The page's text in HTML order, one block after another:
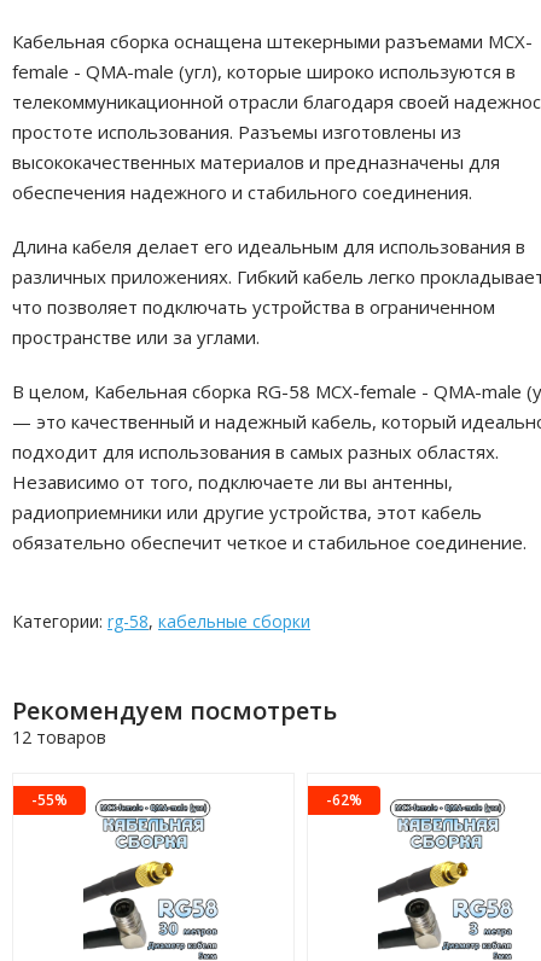
Кабельная сборка оснащена штекерными разъемами MCX-
female - QMA-male (угл), которые широко используются в
телекоммуникационной отрасли благодаря своей
простоте использования. Разъемы изготовлены из
высококачественных материалов и предназначены для
обеспечения надежного и стабильного соединения.
Длина кабеля делает его идеальным для использования в
различных приложениях. Гибкий кабель легко
что позволяет подключать устройства в ограниченном
пространстве или за углами.
В целом, Кабельная сборка RG-58 MCX-female - QMA-male
— это качественный и надежный кабель, который
подходит для использования в самых разных областях.
Независимо от того, подключаете ли вы антенны,
радиоприемники или другие устройства, этот кабель
обязательно обеспечит четкое и стабильное соединение.
Категории: rg-58, кабельные сборки
Рекомендуем посмотреть
12 товаров
-55% -62%